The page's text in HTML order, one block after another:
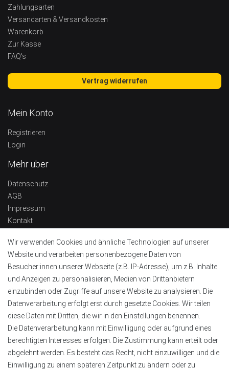
Wir verwenden Cookies und ähnliche Technologien auf unserer
Website und verarbeiten personenbezogene Daten von
Besucher:innen unserer Webseite (z.B. IP-Adresse), um z.B. Inhalte
und Anzeigen zu personalisieren, Medien von Drittanbietern
einzubinden oder Zugriffe auf unsere Website zu analysieren. Die
Datenverarbeitung erfolgt erst durch gesetzte Cookies. Wir teilen
diese Daten mit Dritten, die wir in den Einstellungen benennen.
Die Datenverarbeitung kann mit Einwilligung oder aufgrund eines
berechtigten Interesses erfolgen. Die Zustimmung kann erteilt oder
abgelehnt werden. Es besteht das Recht, nicht einzuwilligen und die
Einwilligung zu einem späteren Zeitpunkt zu ändern oder zu
Zahlungsarten
Versandarten & Versandkosten
Warenkorb
Zur Kasse
FAQ's
Vertrag widerrufen
Mein Konto
Registrieren
Login
Mehr über
Datenschutz
AGB
Impressum
Kontakt
Barrierefreiheitserklärung
Kontaktinformationen
Tel.:+49 4151 8381003
E-Mail: info@alu-profile-led.de
WhatsApp:+49 4151 8381003
Zahlung und Lieferung